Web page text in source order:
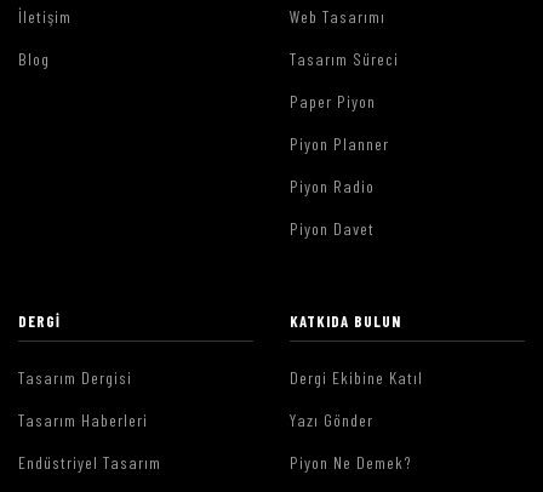
İletişim
Blog
Web Tasarımı
Tasarım Süreci
Paper Piyon
Piyon Planner
Piyon Radio
Piyon Davet
DERGI
Tasarım Dergisi
Tasarım Haberleri
Endüstriyel Tasarım
KATKIDA BULUN
Dergi Ekibine Katıl
Yazı Gönder
Piyon Ne Demek?